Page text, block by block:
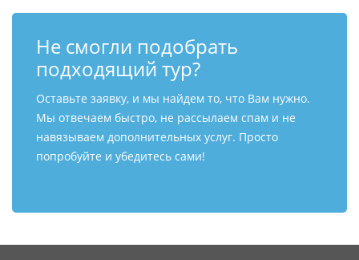
Не смогли подобрать
подходящий тур?
Оставьте заявку, и мы найдем то, что Вам нужно.
Мы отвечаем быстро, не рассылаем спам и не
навязываем дополнительных услуг. Просто
попробуйте и убедитесь сами!